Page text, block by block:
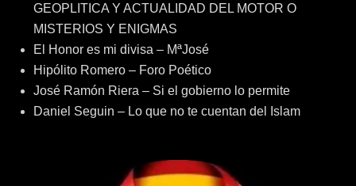
GEOPLITICA Y ACTUALIDAD DEL MOTOR O
MISTERIOS Y ENIGMAS
El Honor es mi divisa – MªJosé
Hipólito Romero – Foro Poético
José Ramón Riera – Si el gobierno lo permite
Daniel Seguin – Lo que no te cuentan del Islam